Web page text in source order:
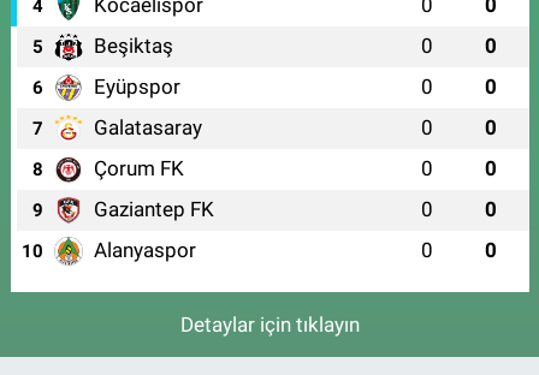
4
5 Beşiktaş 0 0
6 Eyüpspor 0 0
7 Galatasaray 0 0
8 Çorum FK 0 0
9 Gaziantep FK 0 0
10 Alanyaspor 0 0
Detaylar için tıklayın